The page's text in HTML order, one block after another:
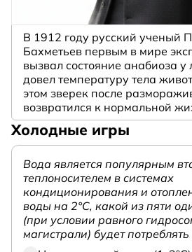
В 1912 году русский ученый
Бахметьев первым в мире
вызвал состояние анабиоза
довел температуру тела
этом зверек после
возвратился к нормальной
Холодные игры
Вода является популярным
теплоносителем в системах
кондиционирования и
воды на 2°С, какой из пяти
(при условии равного
магистрали) будет